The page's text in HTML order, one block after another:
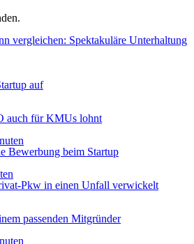
vergleichen: Spektakuläre Unterhaltung
auf
auch für KMUs lohnt
Bewerbung beim Startup
Pkw in einen Unfall verwickelt
passenden Mitgründer